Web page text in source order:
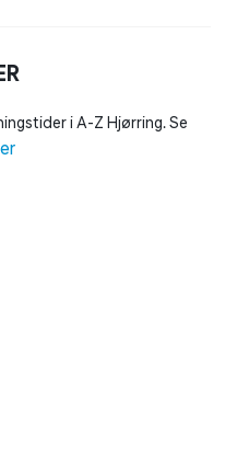
i A-Z Hjørring. Se